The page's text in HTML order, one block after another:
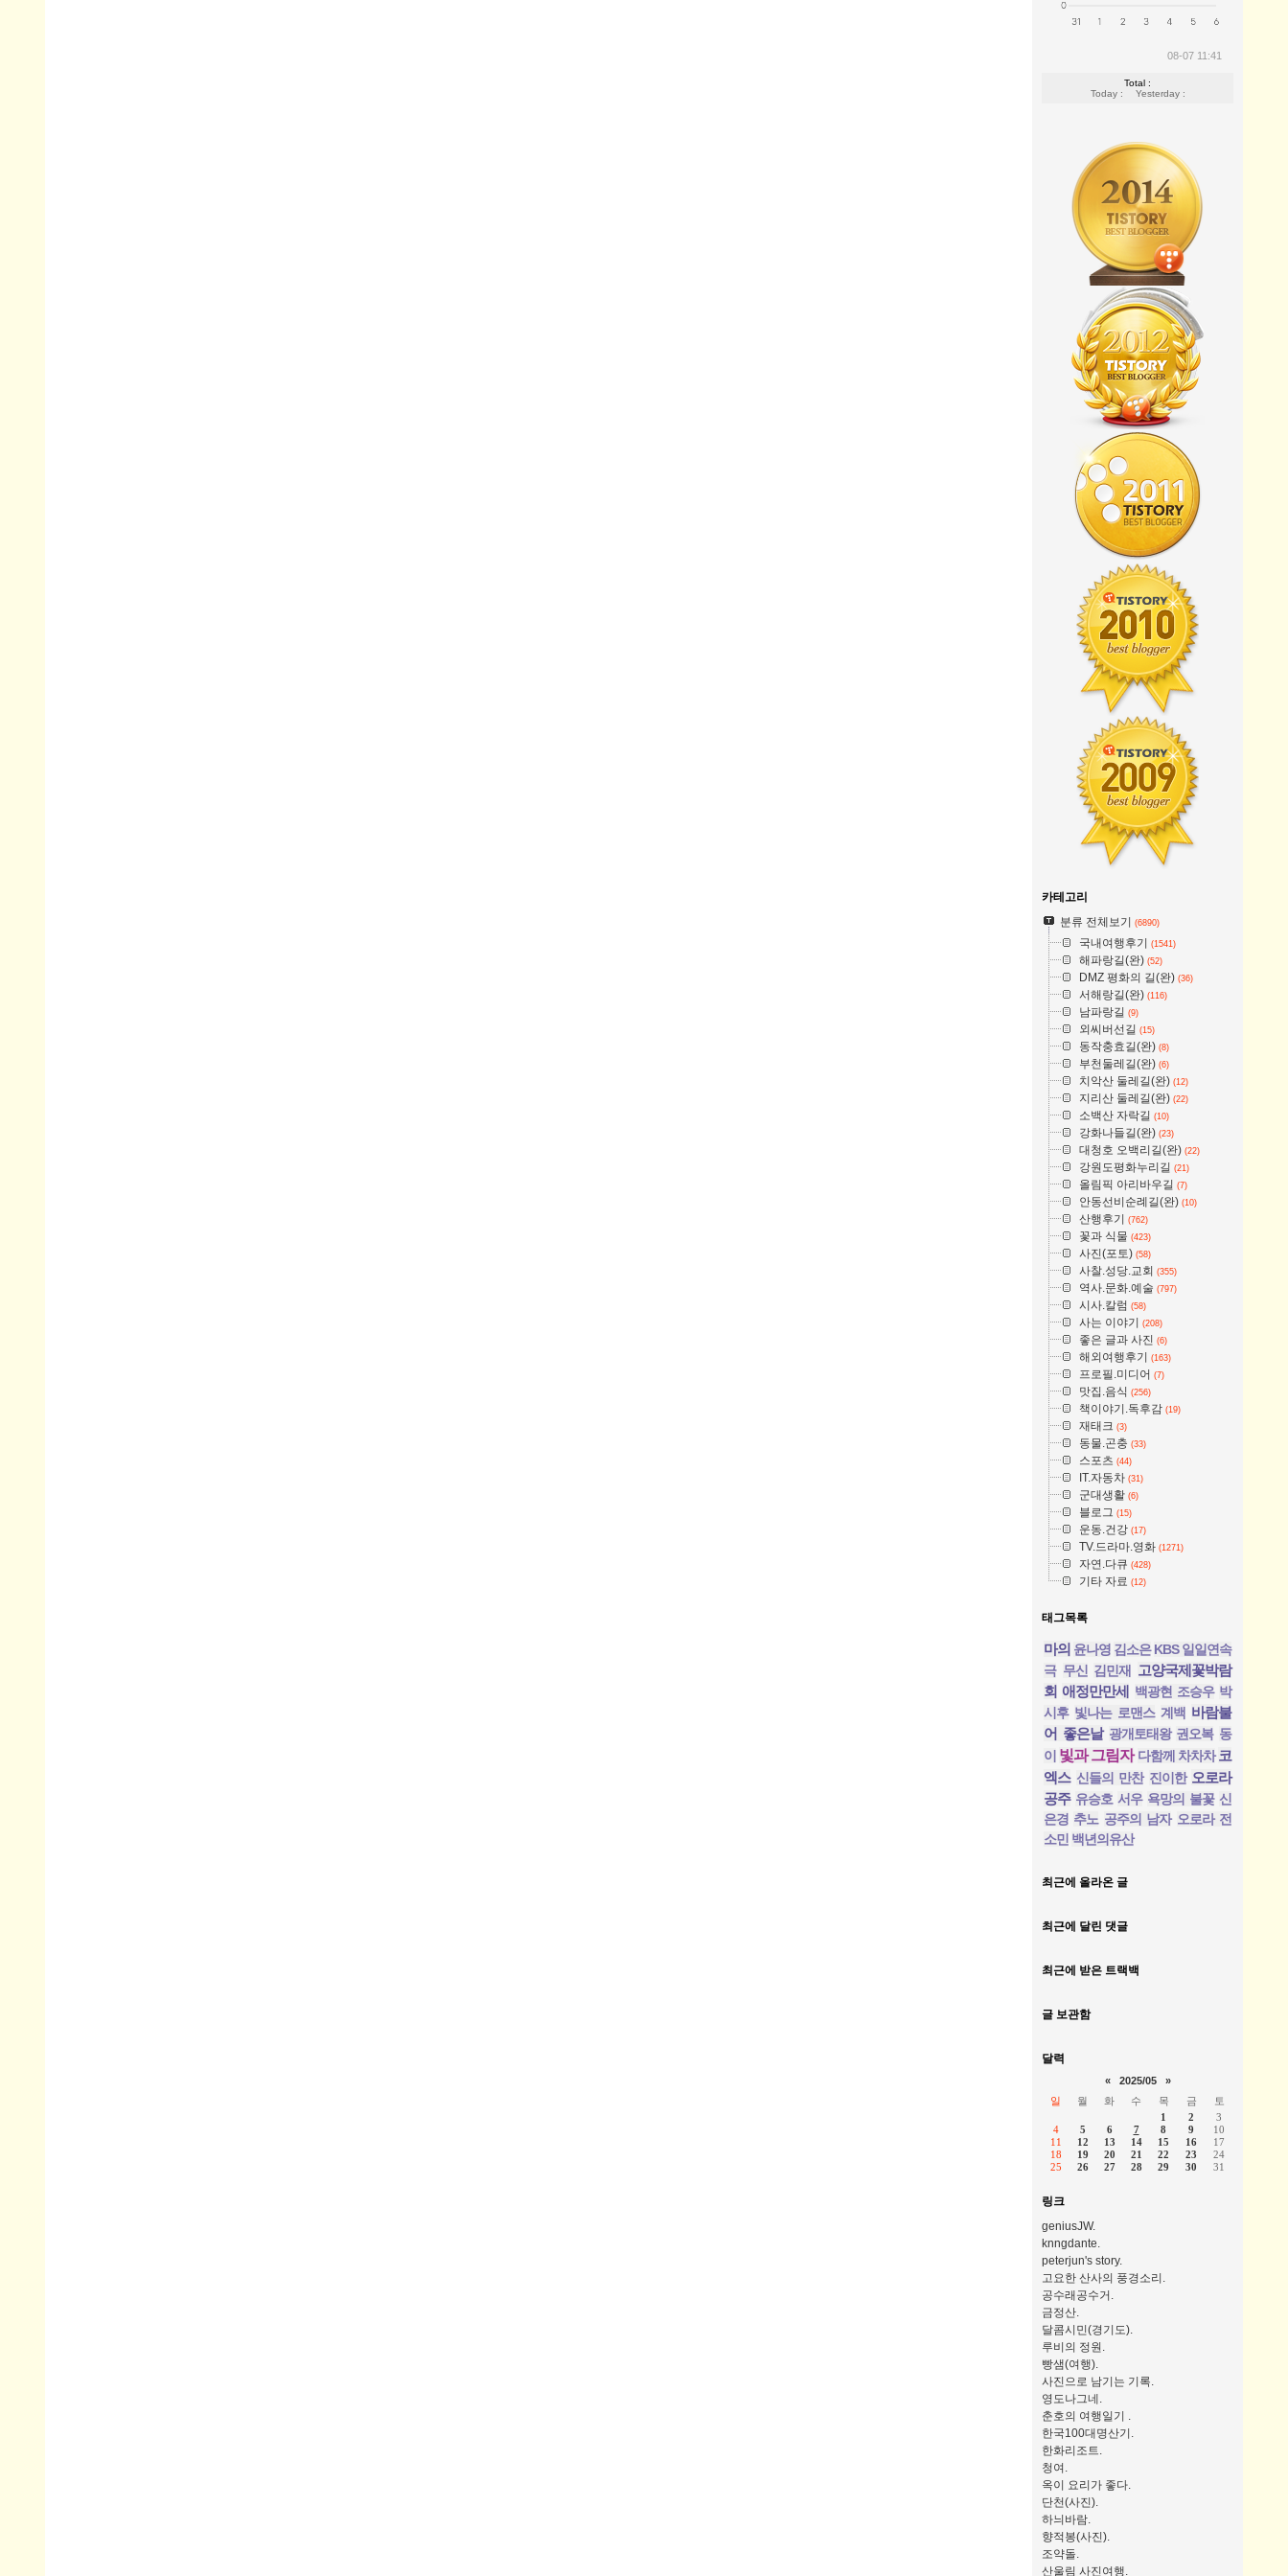
08-07 11:41
Total :
Today :
Yesterday :
카테고리
분류 전체보기 (6890)
국내여행후기 (1541)
해파랑길(완) (52)
DMZ 평화의 길(완) (36)
서해랑길(완) (116)
남파랑길 (9)
외씨버선길 (15)
동작충효길(완) (8)
부천둘레길(완) (6)
치악산 둘레길(완) (12)
지리산 둘레길(완) (22)
소백산 자락길 (10)
강화나들길(완) (23)
대청호 오백리길(완) (22)
강원도평화누리길 (21)
올림픽 아리바우길 (7)
안동선비순례길(완) (10)
산행후기 (762)
꽃과 식물 (423)
사진(포토) (58)
사찰.성당.교회 (355)
역사.문화.예술 (797)
시사.칼럼 (58)
사는 이야기 (208)
좋은 글과 사진 (6)
해외여행후기 (163)
프로필.미디어 (7)
맛집.음식 (256)
책이야기.독후감 (19)
재태크 (3)
동물.곤충 (33)
스포츠 (44)
IT.자동차 (31)
군대생활 (6)
블로그 (15)
운동.건강 (17)
TV.드라마.영화 (1271)
자연.다큐 (428)
기타 자료 (12)
태그목록
마의 윤나영 김소은 KBS 일일연속
극 무신 김민재 고양국제꽃박람
회 애정만만세 백광현 조승우 박
시후 빛나는 로맨스 계백 바람불
어 좋은날 광개토태왕 권오복 동
이 빛과 그림자 다함께 차차차 코
엑스 신들의 만찬 진이한 오로라
공주 유승호 서우 욕망의 불꽃 신
은경 추노 공주의 남자 오로라 전
소민 백년의유산
최근에 올라온 글
최근에 달린 댓글
최근에 받은 트랙백
글 보관함
달력
« 2025/05
»
일
월 화 수 목 금
토
1
2
3
4
5 6 7 8 9
10
11
12 13 14 15 16
17
18
19 20 21 22 23
24
25
26 27 28 29 30 31
링크
geniusJW.
knngdante.
peterjun's story.
고요한 산사의 풍경소리.
공수래공수거.
금정산.
달콤시민(경기도).
루비의 정원.
빵샘(여행).
사진으로 남기는 기록.
영도나그네.
춘호의 여행일기 .
한국100대명산기.
한화리조트.
청여.
옥이 요리가 좋다.
단천(사진).
하늬바람.
향적봉(사진).
조약돌.
산울림 사진여행.